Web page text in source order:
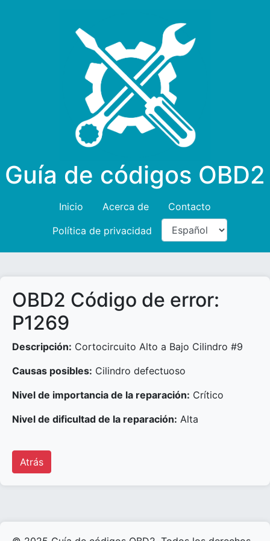
Guía de códigos OBD2
Inicio Acerca de
Contacto
Política de privacidad
OBD2 Código de error:
P1269
Descripción: Cortocircuito Alto a Bajo Cilindro #9
Causas posibles: Cilindro defectuoso
Nivel de importancia de la reparación: Crítico
Nivel de dificultad de la reparación: Alta
Atrás